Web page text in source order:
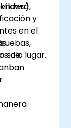
en el
solo lugar.
y
de